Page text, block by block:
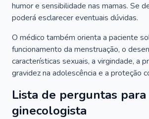
humor e sensibilidade nas mamas. Se
poderá esclarecer eventuais dúvidas.
O médico também orienta a paciente
funcionamento da menstruação, o
características sexuais, a virgindade, a
gravidez na adolescência e a proteção
Lista de perguntas para
ginecologista